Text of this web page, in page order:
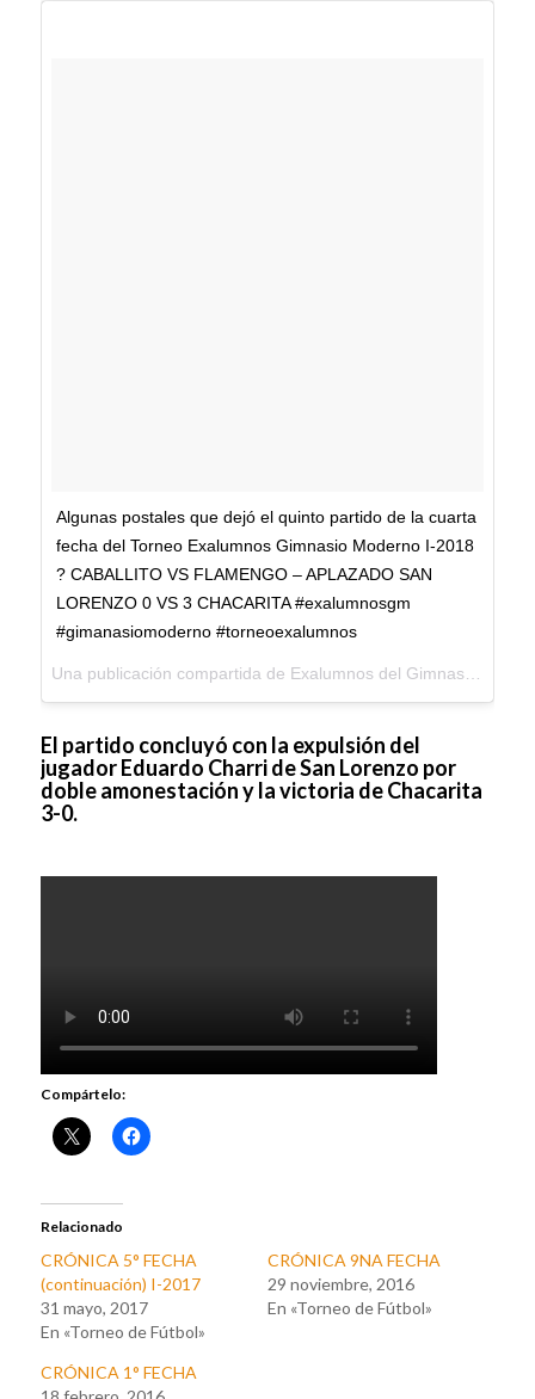
Algunas postales que dejó el quinto partido de la cuarta
fecha del Torneo Exalumnos Gimnasio Moderno I-2018
? CABALLITO VS FLAMENGO – APLAZADO SAN
LORENZO 0 VS 3 CHACARITA #exalumnosgm
#gimanasiomoderno #torneoexalumnos
Una publicación compartida de Exalumnos del Gimnasio Moderno
El partido concluyó con la expulsión del
jugador Eduardo Charri de San Lorenzo por
doble amonestación y la victoria de Chacarita
3-0.
Compártelo:
Relacionado
CRÓNICA 5° FECHA
(continuación) I-2017
31 mayo, 2017
En «Torneo de Fútbol»
CRÓNICA 9NA FECHA
29 noviembre, 2016
En «Torneo de Fútbol»
CRÓNICA 1° FECHA